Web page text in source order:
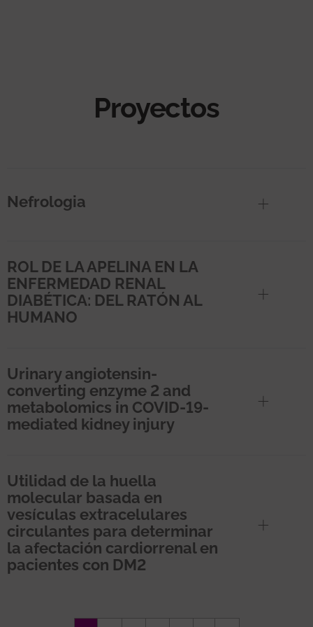
Proyectos
Nefrologia
ROL DE LA APELINA EN LA
ENFERMEDAD RENAL
DIABÉTICA: DEL RATÓN AL
HUMANO
Urinary angiotensin-
converting enzyme 2 and
metabolomics in COVID-19-
mediated kidney injury
Utilidad de la huella
molecular basada en
vesículas extracelulares
circulantes para determinar
la afectación cardiorrenal en
pacientes con DM2